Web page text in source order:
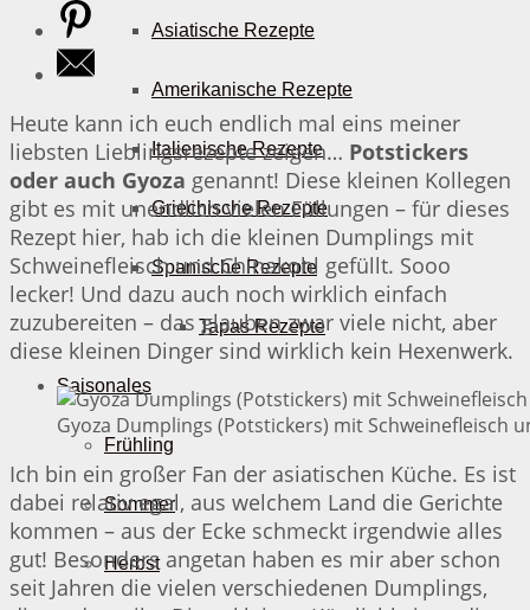
Asiatische Rezepte
Amerikanische Rezepte
Italienische Rezepte
Griechische Rezepte
Spanische Rezepte
Tapas Rezepte
Saisonales
Frühling
Sommer
Herbst
Heute kann ich euch endlich mal eins meiner
liebsten Lieblingsrezepte zeigen… Potstickers
oder auch Gyoza genannt! Diese kleinen Kollegen
gibt es mit unendlich vielen Füllungen – für dieses
Rezept hier, hab ich die kleinen Dumplings mit
Schweinefleisch und Chinakohl gefüllt. Sooo
lecker! Und dazu auch noch wirklich einfach
zuzubereiten – das glauben zwar viele nicht, aber
diese kleinen Dinger sind wirklich kein Hexenwerk.
Gyoza Dumplings (Potstickers) mit Schweinefleisch
Ich bin ein großer Fan der asiatischen Küche. Es ist
dabei relativ egal, aus welchem Land die Gerichte
kommen – aus der Ecke schmeckt irgendwie alles
gut! Besonders angetan haben es mir aber schon
seit Jahren die vielen verschiedenen Dumplings,